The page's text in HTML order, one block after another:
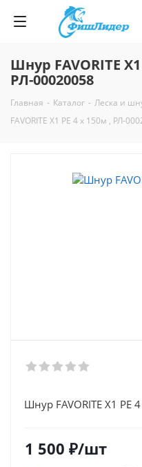
Шнур FAVORITE
РЛ-00020058
Главная - Каталог - Леска и
FAVORITE X1 PE 4 х 150м , РЛ-
Шнур FAVORITE X1 PE
1 500 ₽/шт